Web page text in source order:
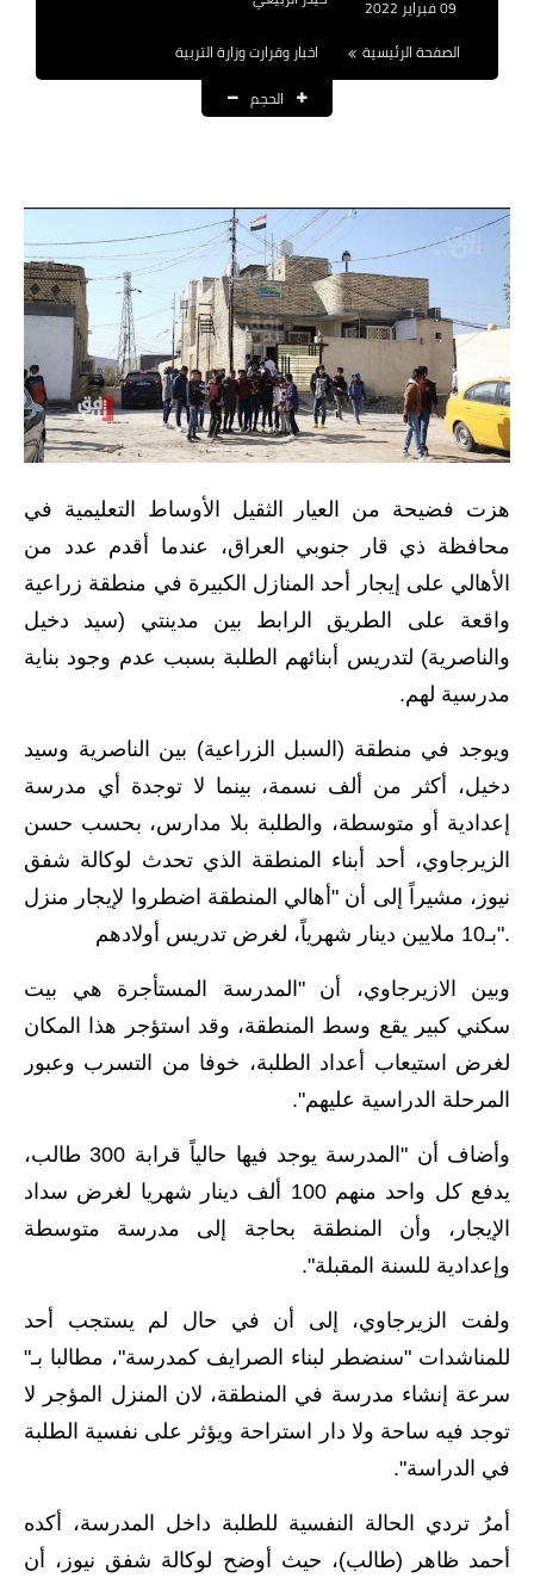
العقود والاجور اليومية
القروض والسلف
المنح المالية
قطع الاراضي
اخبار العراق
الاخبار السياسية
الاخبار الامنية
الاخبار الاقتصادية
الاخبار الرياضية
اخبار وقرارات وزارة التربية
نتائج الامتحانات
المرحلة الابتدائية
المرحلة المتوسطة
اسئلة وزارية
المرحلة الابتدائية
المرحلة الاعدادية
مرشحات
المرحلة المتوسطة
المرحلة الاعدادية
المرحلة الابتدائية
المرحلة المتوسطة
الصفحة الرئيسية
اخبار وقرارت وزارة التربية
الحجم
هزت فضيحة من العيار الثقيل الأوساط التعليمية في
محافظة ذي قار جنوبي العراق، عندما أقدم عدد من
الأهالي على إيجار أحد المنازل الكبيرة في منطقة زراعية
واقعة على الطريق الرابط بين مدينتي (سيد دخيل
والناصرية) لتدريس أبنائهم الطلبة بسبب عدم وجود بناية
مدرسية لهم.
ويوجد في منطقة (السبل الزراعية) بين الناصرية وسيد
دخيل، أكثر من ألف ‪نسمة، بينما لا توجدة أي مدرسة
إعدادية أو متوسطة، والطلبة بلا مدارس، بحسب حسن
الزيرجاوي، أحد أبناء المنطقة الذي تحدث لوكالة شفق
نيوز، مشيراً إلى أن "أهالي المنطقة اضطروا لإيجار منزل
بـ10 ملايين دينار شهرياً، لغرض تدريس أولادهم".
وبين الازيرجاوي، أن "المدرسة المستأجرة هي بيت
سكني كبير يقع وسط المنطقة، وقد استؤجر هذا المكان
لغرض استيعاب أعداد الطلبة، خوفا من التسرب وعبور
المرحلة الدراسية عليهم".
وأضاف أن "المدرسة يوجد فيها حالياً قرابة 300 طالب،
يدفع كل واحد منهم 100 ألف دينار شهريا لغرض سداد
الإيجار، وأن المنطقة بحاجة إلى مدرسة متوسطة
وإعدادية للسنة المقبلة".
ولفت الزيرجاوي، إلى أن في حال لم يستجب أحد
للمناشدات "سنضطر لبناء الصرايف كمدرسة"، مطالبا بـ"
سرعة إنشاء مدرسة في المنطقة، لان المنزل المؤجر لا
توجد فيه ساحة ولا دار استراحة ويؤثر على نفسية الطلبة
في الدراسة".
أمرُ تردي الحالة النفسية للطلبة داخل المدرسة، أكده
أحمد ظاهر (طالب)، حيث أوضح لوكالة شفق نيوز، أن